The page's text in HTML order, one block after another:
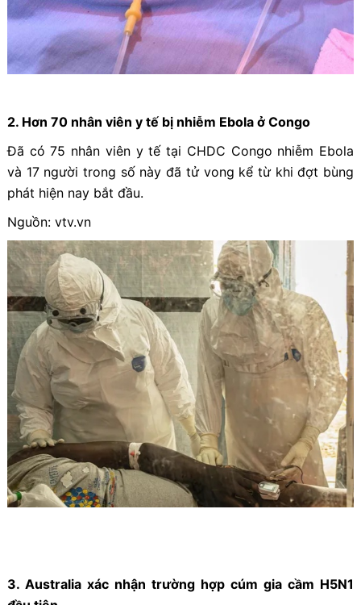
2. Hơn 70 nhân viên y tế bị nhiễm Ebola ở Congo
Đã có 75 nhân viên y tế tại CHDC Congo nhiễm Ebola
và 17 người trong số này đã tử vong kể từ khi đợt bùng
phát hiện nay bắt đầu.
Nguồn: vtv.vn
3. Australia xác nhận trường hợp cúm gia cầm H5N1